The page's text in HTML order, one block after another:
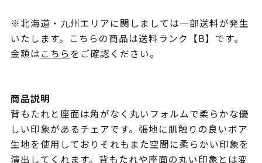
※北海道・九州エリアに関しましては一部送料が発生
いたします。こちらの商品は送料ランク【B】です。
金額はこちらをご確認ください。
商品説明
背もたれと座面は角がなく丸いフォルムで柔らかな優
しい印象があるチェアです。張地に肌触りの良いボア
生地を使用しておりそれもまた空間に柔らかい印象を
演出してくれます。背もたれや座面の丸い印象とは変